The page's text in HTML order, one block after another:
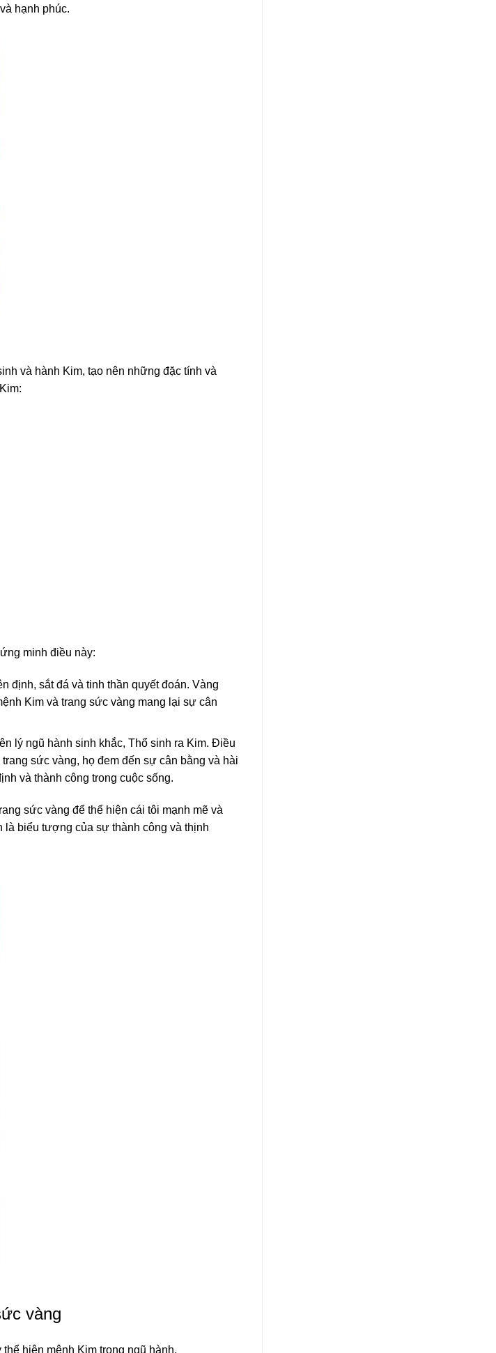
hạnh phúc.
và hành Kim, tạo nên những đặc tính và
minh điều này:
định, sắt đá và tinh thần quyết đoán. Vàng
Kim và trang sức vàng mang lại sự cân
lý ngũ hành sinh khắc, Thổ sinh ra Kim. Điều
sức vàng, họ đem đến sự cân bằng và hài
và thành công trong cuộc sống.
sức vàng để thể hiện cái tôi mạnh mẽ và
là biểu tượng của sự thành công và thịnh
vàng
hiện mệnh Kim trong ngũ hành.